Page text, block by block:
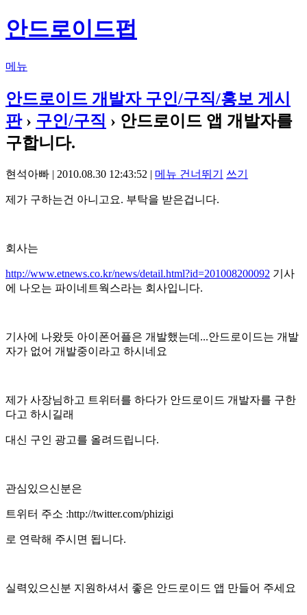
안드로이드펍
메뉴
안드로이드 개발자 구인/구직/홍보 게시
판› 구인/구직 › 안드로이드 앱 개발자를
구합니다.
현석아빠 | 2010.08.30 12:43:52 | 메뉴 건너뛰기 쓰기
제가 구하는건 아니고요. 부탁을 받은겁니다.
회사는
http://www.etnews.co.kr/news/detail.html?id=201008200092 기사
에 나오는 파이네트웍스라는 회사입니다.
기사에 나왔듯 아이폰어플은 개발했는데...안드로이드는 개발
자가 없어 개발중이라고 하시네요
제가 사장님하고 트위터를 하다가 안드로이드 개발자를 구한
다고 하시길래
대신 구인 광고를 올려드립니다.
관심있으신분은
트위터 주소 :http://twitter.com/phizigi
로 연락해 주시면 됩니다.
실력있으신분 지원하셔서 좋은 안드로이드 앱 만들어 주세요